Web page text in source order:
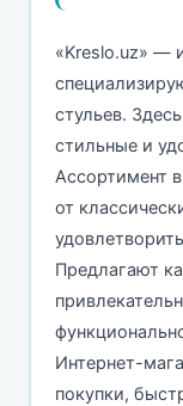
«Kreslo.uz» —
стульев.
стильные и
Ассортимент
от
Предлагают
Интернет-
покупки,